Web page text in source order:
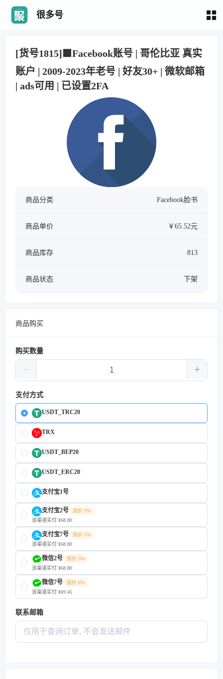
很多号
[货号1815]🟩Facebook账号 | 哥伦比亚 真实
账户 | 2009-2023年老号 | 好友30+ | 微软邮箱
| ads可用 | 已设置2FA
商品分类 Facebook脸书
商品单价 ￥65.52元
商品库存 813
商品状态 下架
商品购买
购买数量
支付方式
USDT_TRC20
TRX
USDT_BEP20
USDT_ERC20
支付宝1号
支付宝2号
加价 5%
该渠道实付 ¥68.80
支付宝7号
加价 5%
该渠道实付 ¥68.80
微信2号
加价 5%
该渠道实付 ¥68.80
微信7号
加价 6%
该渠道实付 ¥69.45
联系邮箱